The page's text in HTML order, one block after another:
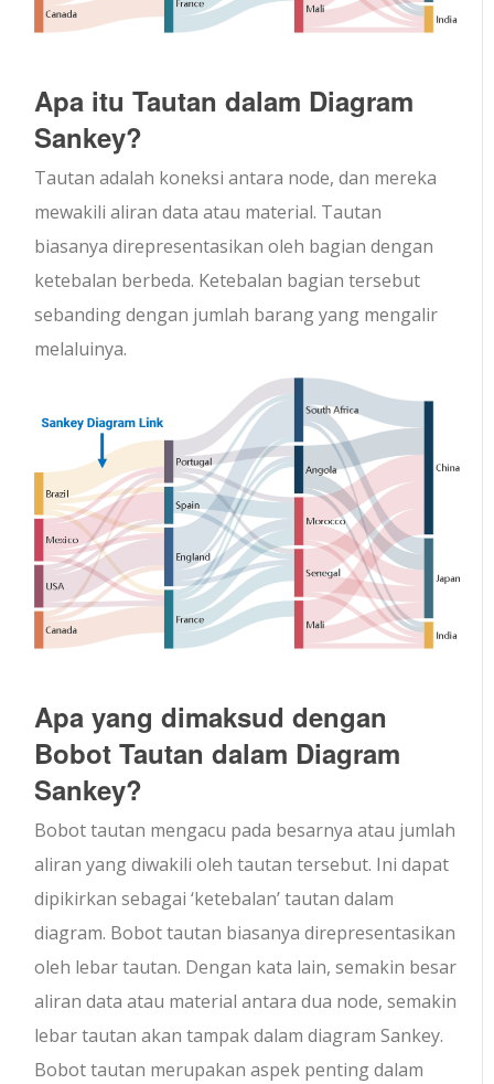
Apa itu Tautan dalam Diagram
Sankey?
Tautan adalah koneksi antara node, dan mereka
mewakili aliran data atau material. Tautan
biasanya direpresentasikan oleh bagian dengan
ketebalan berbeda. Ketebalan bagian tersebut
sebanding dengan jumlah barang yang mengalir
melaluinya.
Apa yang dimaksud dengan
Bobot Tautan dalam Diagram
Sankey?
Bobot tautan mengacu pada besarnya atau jumlah
aliran yang diwakili oleh tautan tersebut. Ini dapat
dipikirkan sebagai ‘ketebalan’ tautan dalam
diagram. Bobot tautan biasanya direpresentasikan
oleh lebar tautan. Dengan kata lain, semakin besar
aliran data atau material antara dua node, semakin
lebar tautan akan tampak dalam diagram Sankey.
Bobot tautan merupakan aspek penting dalam